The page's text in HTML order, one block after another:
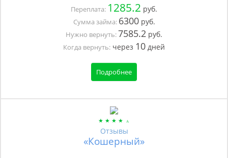
Переплата: 1285.2 руб.
Сумма займа: 6300руб.
Нужно вернуть:7585.2 руб.
Когда вернуть: через 10 дней
Подробнее
Отзывы
«Кошерный»